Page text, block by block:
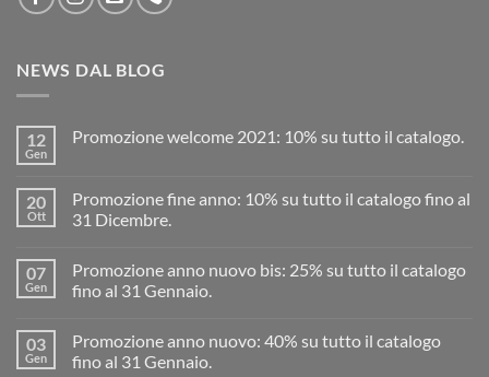
NEWS DAL BLOG
12
Gen
Promozione welcome 2021: 10% su tutto il catalogo.
20
Ott
Promozione fine anno: 10% su tutto il catalogo fino al
31 Dicembre.
07
Gen
Promozione anno nuovo bis: 25% su tutto il catalogo
fino al 31 Gennaio.
03
Gen
Promozione anno nuovo: 40% su tutto il catalogo
fino al 31 Gennaio.